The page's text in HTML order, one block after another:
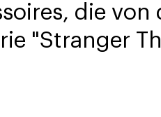
die von
"Stranger